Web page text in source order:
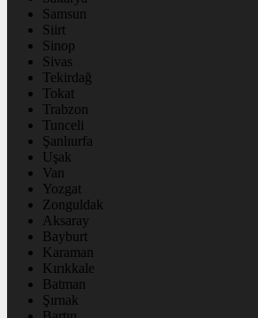
Samsun
Siirt
Sinop
Sivas
Tekirdağ
Tokat
Trabzon
Tunceli
Şanlıurfa
Uşak
Van
Yozgat
Zonguldak
Aksaray
Bayburt
Karaman
Kırıkkale
Batman
Şırnak